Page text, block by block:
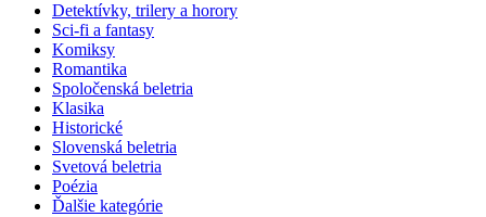
Detektívky, trilery a horory
Sci-fi a fantasy
Komiksy
Romantika
Spoločenská beletria
Klasika
Historické
Slovenská beletria
Svetová beletria
Poézia
Ďalšie kategórie